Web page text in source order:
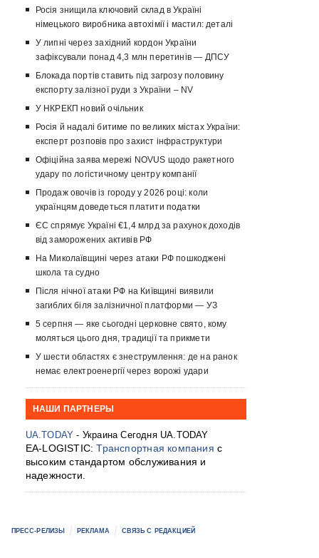
Росія знищила ключовий склад в Україні
німецького виробника автохімії і мастил: деталі
У липні через західний кордон України
зафіксували понад 4,3 млн перетинів — ДПСУ
Блокада портів ставить під загрозу половину
експорту залізної руди з України – NV
У НКРЕКП новий очільник
Росія й надалі битиме по великих містах України:
експерт розповів про захист інфраструктури
Офіційна заява мережі NOVUS щодо ракетного
удару по логістичному центру компанії
Продаж овочів із городу у 2026 році: коли
українцям доведеться платити податки
ЄС спрямує Україні €1,4 млрд за рахунок доходів
від заморожених активів РФ
На Миколаївщині через атаки РФ пошкоджені
школа та судно
Після нічної атаки РФ на Київщині виявили
загиблих біля залізничної платформи — УЗ
5 серпня — яке сьогодні церковне свято, кому
моляться цього дня, традиції та прикмети
У шести областях є знеструмлення: де на ранок
немає електроенергії через ворожі удари
НАШИ ПАРТНЕРЫ
UA.TODAY - Украина Сегодня UA.TODAY
EA-LOGISTIC:Транспортная компания с
высоким стандартом обслуживания и
надежности.
ПРЕСС-РЕЛИЗЫ РЕКЛАМА СВЯЗЬ С РЕДАКЦИЕЙ